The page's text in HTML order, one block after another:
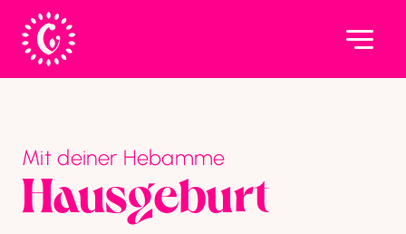
Mit deiner Hebamme
Haus­geburt